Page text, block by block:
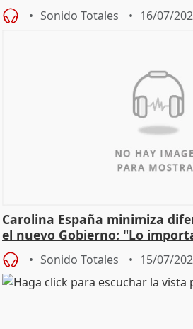
Sonido Totales 16/07/
Carolina España minimiza
el nuevo Gobierno: "Lo
una leg
Sonido Totales 15/07/